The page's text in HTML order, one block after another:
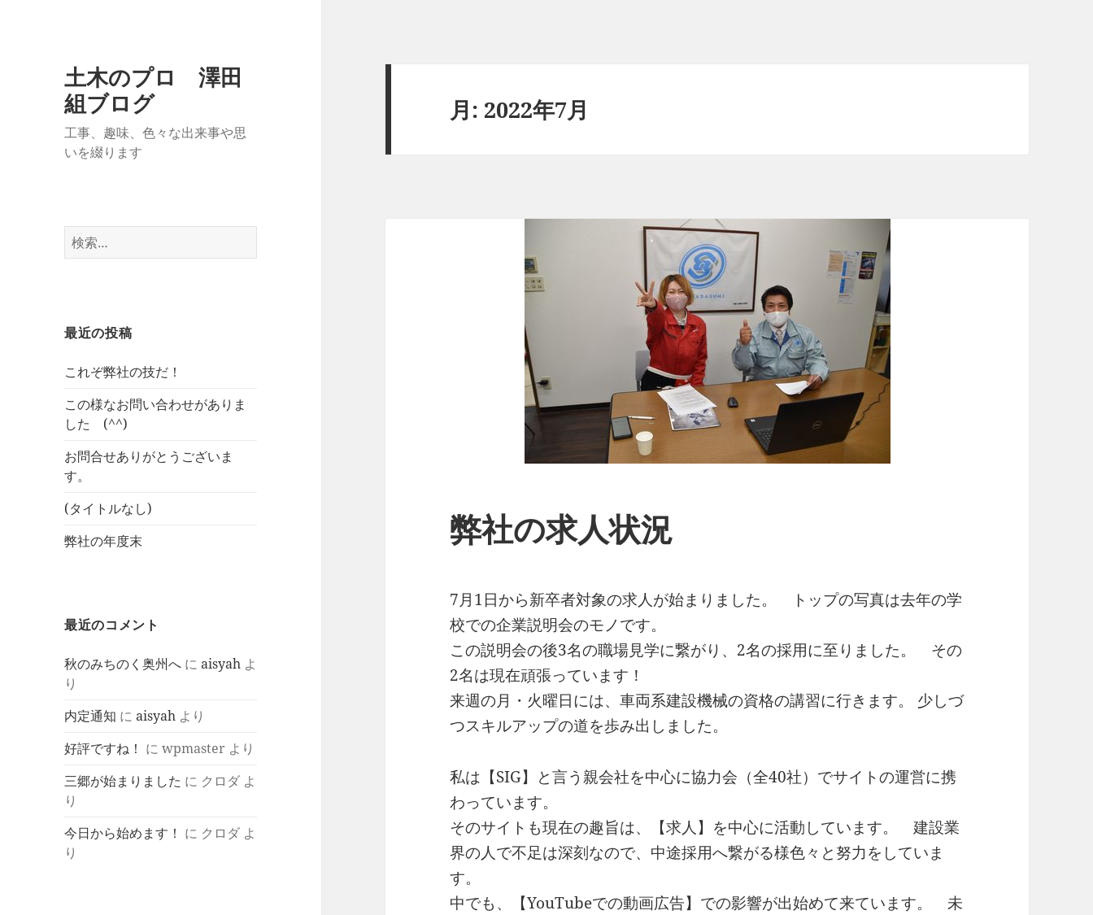
土木のプロ 澤田
組ブログ
工事、趣味、色々な出来事や思
いを綴ります
検
索:
最近の投稿
これぞ弊社の技だ！
この様なお問い合わせがありま
した (^^)
お問合せありがとうございま
す。
(タイトルなし)
弊社の年度末
最近のコメント
秋のみちのく奥州へ にaisyah よ
り
内定通知 にaisyah より
好評ですね！ にwpmaster より
三郷が始まりました に クロダ よ
り
今日から始めます！ に クロダ よ
り
月: 2022年7月
弊社の求人状況
7月1日から新卒者対象の求人が始まりました。 トップの写真は去年の学
校での企業説明会のモノです。
この説明会の後3名の職場見学に繋がり、2名の採用に至りました。 その
2名は現在頑張っています！
来週の月・火曜日には、車両系建設機械の資格の講習に行きます。 少しづ
つスキルアップの道を歩み出しました。
私は【SIG】と言う親会社を中心に協力会（全40社）でサイトの運営に携
わっています。
そのサイトも現在の趣旨は、【求人】を中心に活動しています。 建設業
界の人で不足は深刻なので、中途採用へ繋がる様色々と努力をしていま
す。
中でも、【YouTubeでの動画広告】での影響が出始めて来ています。 未